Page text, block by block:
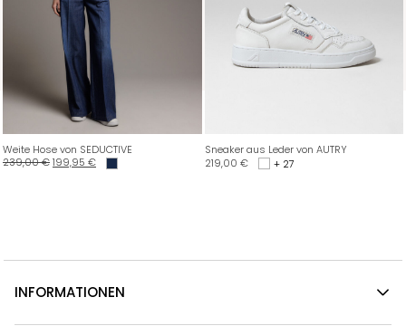
Weite Hose von SEDUCTIVE
239,00€199,95 €
Sneaker aus Leder von AUTRY
219,00 € + 27
INFORMATIONEN